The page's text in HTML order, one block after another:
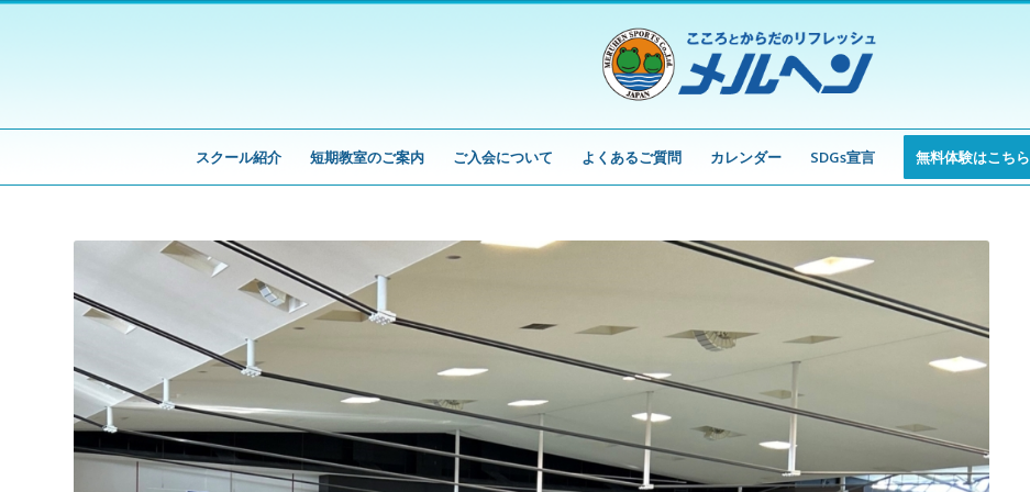
スクール紹介 短期教室のご案内 ご入会について よくあるご質問 カレンダー SDGs宣言 無料体験はこちら